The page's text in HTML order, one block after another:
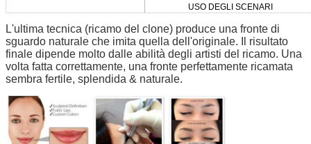
USO DEGLI SCENARI
L'ultima tecnica (ricamo del clone) produce una fronte di
sguardo naturale che imita quella dell'originale. Il risultato
finale dipende molto dalle abilità degli artisti del ricamo. Una
volta fatta correttamente, una fronte perfettamente ricamata
sembra fertile, splendida & naturale.